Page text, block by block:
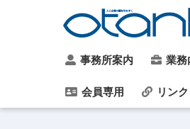
事務所案内 業務
会員専用 リンク